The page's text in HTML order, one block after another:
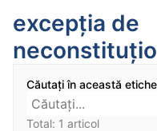
excepția de
Căutați în această
Total: 1 articol